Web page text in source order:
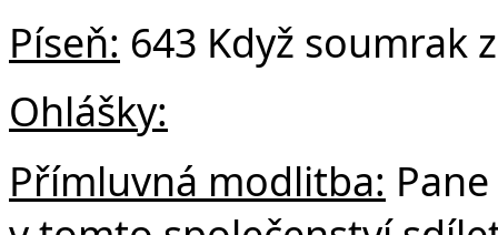
Píseň: 643 Když soumrak
Ohlášky:
Přímluvná modlitba: